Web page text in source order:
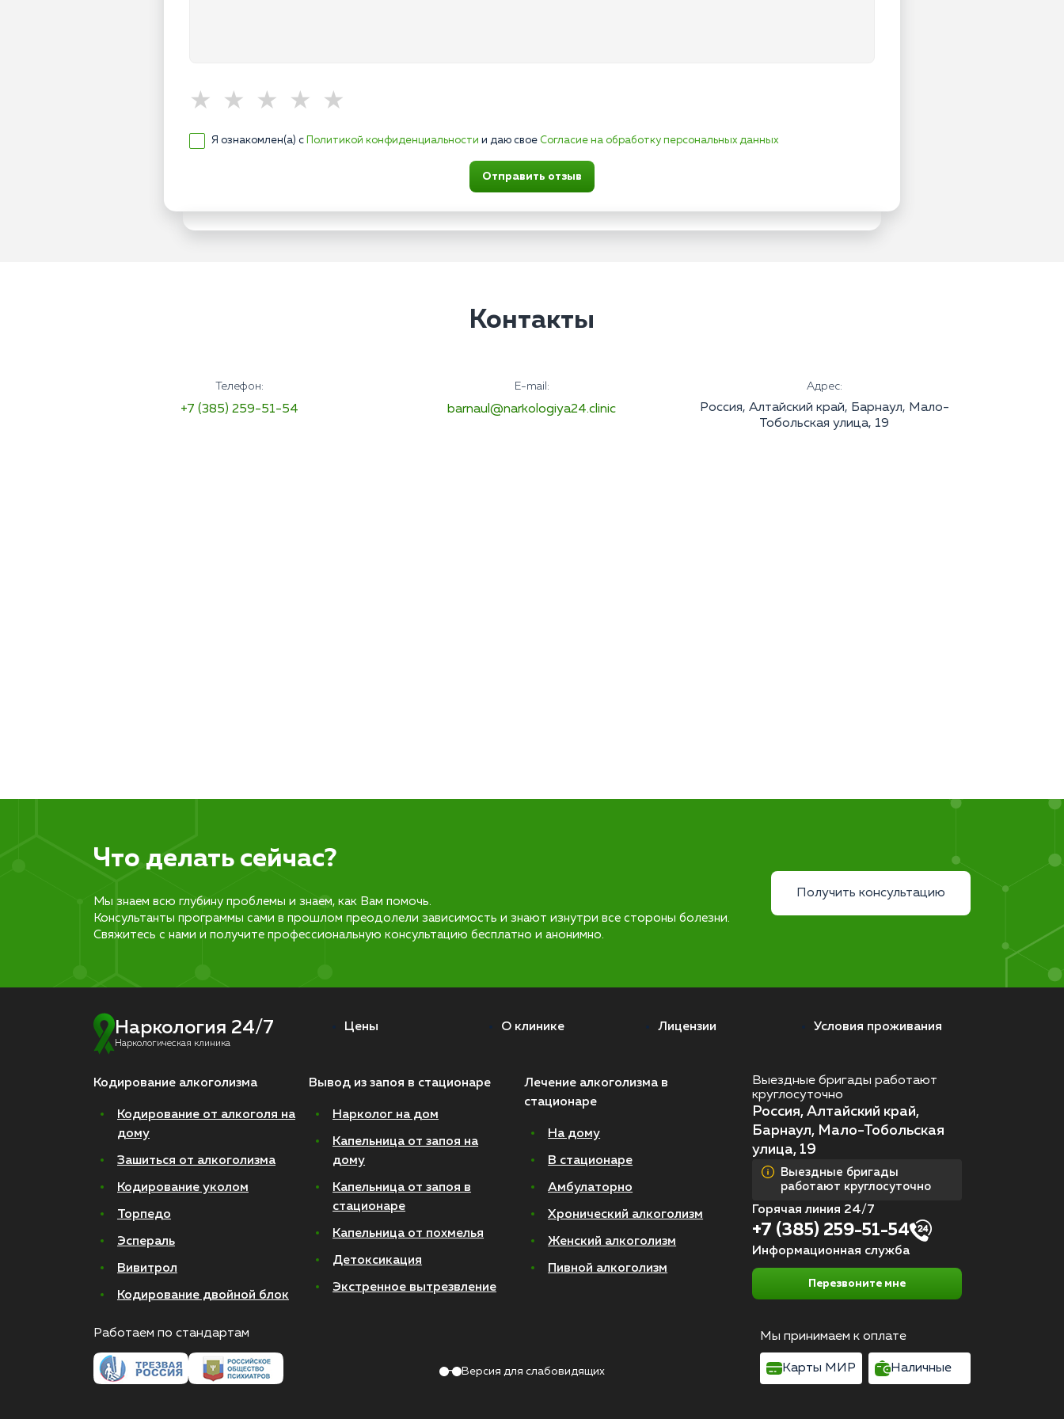
Я ознакомлен(а) с Политикой конфиденциальности и даю свое Согласие на обработку персональных данных
Отправить отзыв
Контакты
Телефон:
+7 (385) 259-51-54
E-mail:
barnaul@narkologiya24.clinic
Адрес:
Россия, Алтайский край, Барнаул, Мало-
Тобольская улица, 19
Что делать сейчас?
Мы знаем всю глубину проблемы и знаем, как Вам помочь.
Консультанты программы сами в прошлом преодолели зависимость и знают изнутри все стороны болезни.
Свяжитесь с нами и получите профессиональную консультацию бесплатно и анонимно.
Получить консультацию
Наркология 24/7
Наркологическая клиника
Цены О клинике Лицензии Условия проживания
Кодирование алкоголизма
Кодирование от алкоголя на
дому
Зашиться от алкоголизма
Кодирование уколом
Торпедо
Эспераль
Вивитрол
Кодирование двойной блок
Вывод из запоя в стационаре
Нарколог на дом
Капельница от запоя на
дому
Капельница от запоя в
стационаре
Капельница от похмелья
Детоксикация
Экстренное вытрезвление
Лечение алкоголизма в
стационаре
На дому
В стационаре
Амбулаторно
Хронический алкоголизм
Женский алкоголизм
Пивной алкоголизм
Выездные бригады работают
круглосуточно
Россия, Алтайский край,
Барнаул, Мало-Тобольская
улица, 19
Выездные бригады
работают круглосуточно
Горячая линия 24/7
+7 (385) 259-51-54
Информационная служба
Перезвоните мне
Работаем по стандартам
Версия для слабовидящих
Мы принимаем к оплате
Карты МИР Наличные